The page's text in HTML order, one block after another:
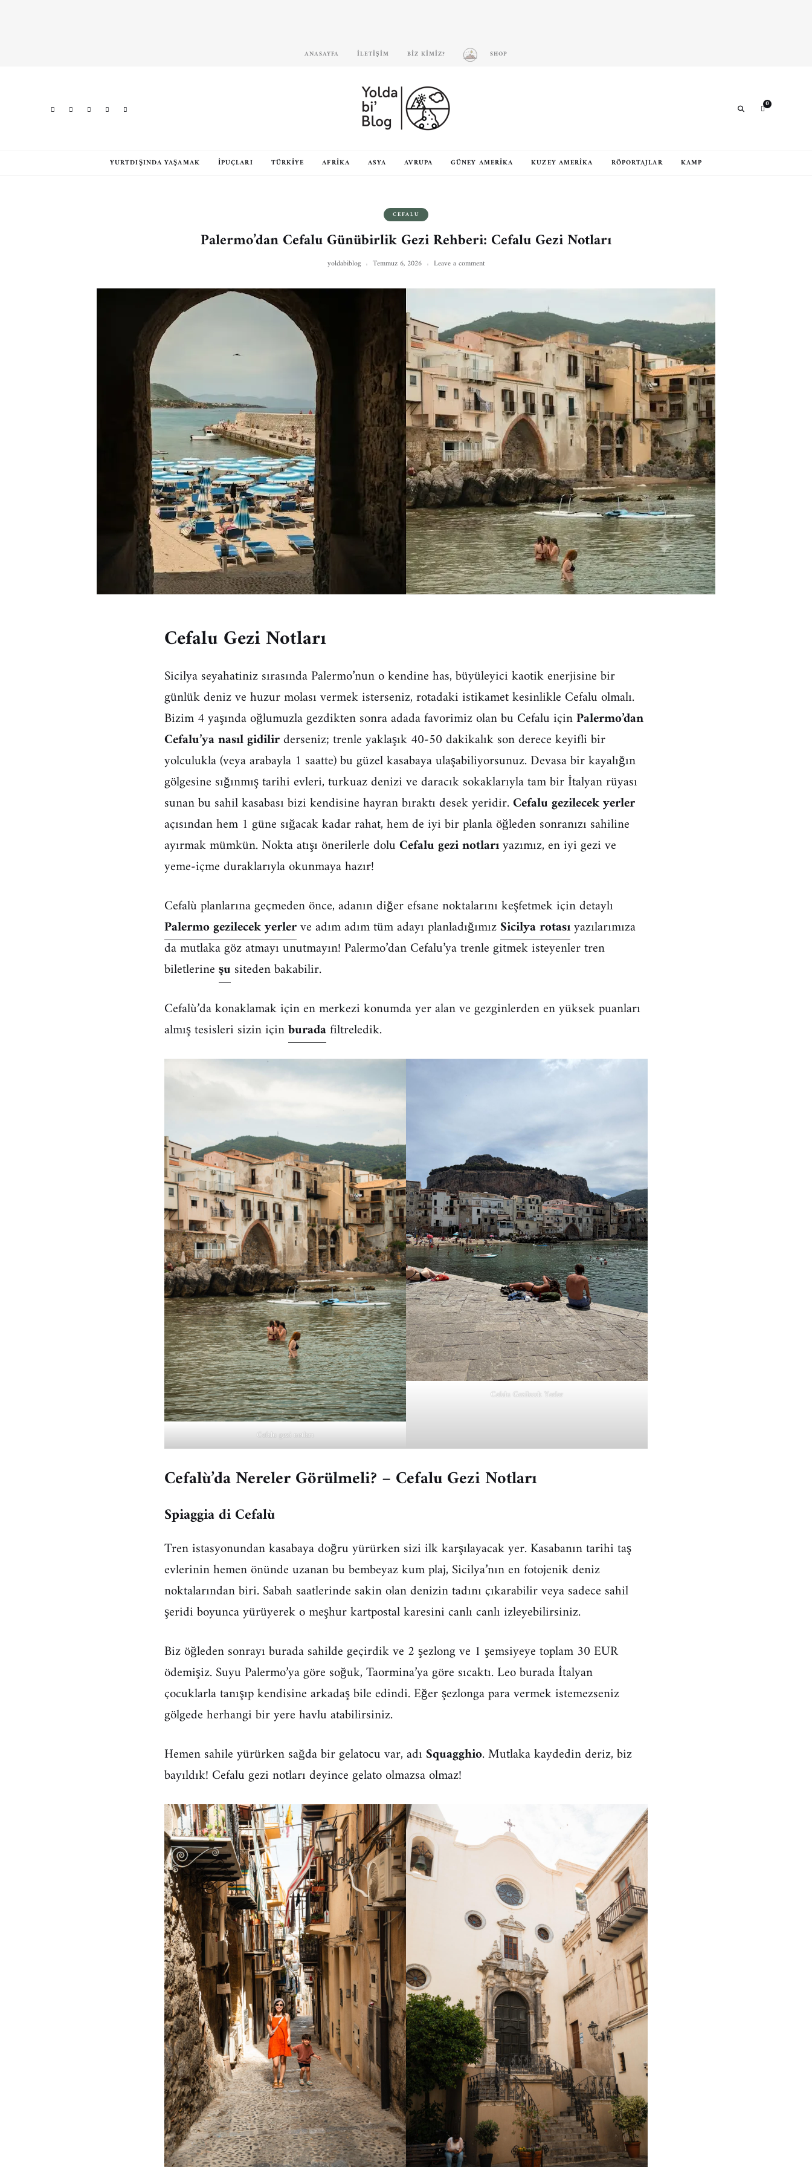
ANASAYFA İLETIŞIM BIZ KIMIZ? SHOP
0
YURTDIŞINDA YAŞAMAK İPUÇLARI TÜRKIYE AFRIKA ASYA AVRUPA GÜNEY AMERIKA KUZEY AMERIKA RÖPORTAJLAR KAMP
CEFALU
Palermo’dan Cefalu Günübirlik Gezi Rehberi: Cefalu Gezi Notları
yoldabiblog Temmuz 6, 2026 Leave a comment
Cefalu Gezi Notları
Sicilya seyahatiniz sırasında Palermo’nun o kendine has, büyüleyici kaotik enerjisine bir
günlük deniz ve huzur molası vermek isterseniz, rotadaki istikamet kesinlikle Cefalu olmalı.
Bizim 4 yaşında oğlumuzla gezdikten sonra adada favorimiz olan bu Cefalu içinPalermo’dan
Cefalu’ya nasıl gidilirderseniz; trenle yaklaşık 40-50 dakikalık son derece keyifli bir
yolculukla (veya arabayla 1 saatte) bu güzel kasabaya ulaşabiliyorsunuz. Devasa bir kayalığın
gölgesine sığınmış tarihi evleri, turkuaz denizi ve daracık sokaklarıyla tam bir İtalyan rüyası
sunan bu sahil kasabası bizi kendisine hayran bıraktı desek yeridir.Cefalu gezilecek yerler
açısından hem 1 güne sığacak kadar rahat, hem de iyi bir planla öğleden sonranızı sahiline
ayırmak mümkün. Nokta atışı önerilerle doluCefalu gezi notlarıyazımız, en iyi gezi ve
yeme-içme duraklarıyla okunmaya hazır!
Cefalù planlarına geçmeden önce, adanın diğer efsane noktalarını keşfetmek için detaylı
Palermo gezilecek yerlerve adım adım tüm adayı planladığımızSicilya rotasıyazılarımıza
da mutlaka göz atmayı unutmayın! Palermo’dan Cefalu’ya trenle gitmek isteyenler tren
biletlerineşu siteden bakabilir.
Cefalù’da konaklamak için en merkezi konumda yer alan ve gezginlerden en yüksek puanları
almış tesisleri sizin içinburadafiltreledik.
Cefalu gezi notları
Cefalu Gezilecek Yerler
Cefalù’da Nereler Görülmeli? – Cefalu Gezi Notları
Spiaggia di Cefalù
Tren istasyonundan kasabaya doğru yürürken sizi ilk karşılayacak yer. Kasabanın tarihi taş
evlerinin hemen önünde uzanan bu bembeyaz kum plaj, Sicilya’nın en fotojenik deniz
noktalarından biri. Sabah saatlerinde sakin olan denizin tadını çıkarabilir veya sadece sahil
şeridi boyunca yürüyerek o meşhur kartpostal karesini canlı canlı izleyebilirsiniz.
Biz öğleden sonrayı burada sahilde geçirdik ve 2 şezlong ve 1 şemsiyeye toplam 30 EUR
ödemişiz. Suyu Palermo’ya göre soğuk, Taormina’ya göre sıcaktı. Leo burada İtalyan
çocuklarla tanışıp kendisine arkadaş bile edindi. Eğer şezlonga para vermek istemezseniz
gölgede herhangi bir yere havlu atabilirsiniz.
Hemen sahile yürürken sağda bir gelatocu var, adı Squagghio. Mutlaka kaydedin deriz, biz
bayıldık! Cefalu gezi notları deyince gelato olmazsa olmaz!